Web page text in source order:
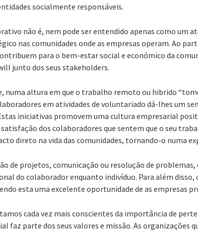
socialmente responsáveis.
não é, nem pode ser entendido apenas como um
nas comunidades onde as empresas operam. Ao
para o bem-estar social e económico da
junto dos seus stakeholders.
numa altura em que o trabalho remoto ou hibrido
em atividades de voluntariado dá-lhes um
iniciativas promovem uma cultura empresarial
dos colaboradores que sentem que o seu
direto na vida das comunidades, tornando-o numa
de projetos, comunicação ou resolução de
do colaborador enquanto indivíduo. Para além
esta uma excelente oportunidade de as empresas
cada vez mais conscientes da importância de
faz parte dos seus valores e missão. As organizações